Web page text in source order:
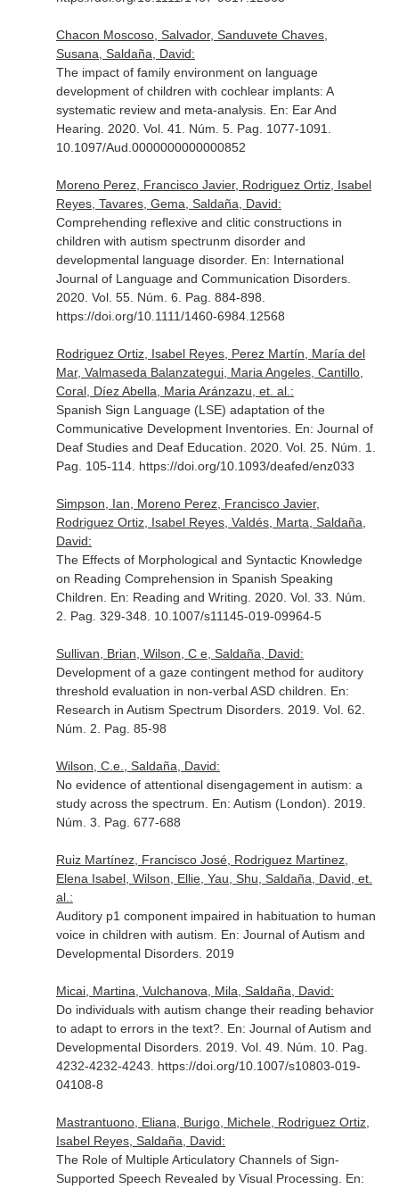
Chacon Moscoso, Salvador, Sanduvete Chaves,
Susana, Saldaña, David:
The impact of family environment on language
development of children with cochlear implants: A
systematic review and meta-analysis. En: Ear And
Hearing . 2020. Vol. 41. Núm. 5. Pag. 1077-1091.
10.1097/Aud.0000000000000852
Moreno Perez, Francisco Javier, Rodriguez Ortiz, Isabel
Reyes, Tavares, Gema, Saldaña, David:
Comprehending reflexive and clitic constructions in
children with autism spectrunm disorder and
developmental language disorder. En: International
Journal of Language and Communication Disorders.
2020. Vol. 55. Núm. 6. Pag. 884-898.
https://doi.org/10.1111/1460-6984.12568
Rodriguez Ortiz, Isabel Reyes, Perez Martín, María del
Mar, Valmaseda Balanzategui, Maria Angeles, Cantillo,
Coral, Díez Abella, Maria Aránzazu, et. al.:
Spanish Sign Language (LSE) adaptation of the
Communicative Development Inventories. En: Journal of
Deaf Studies and Deaf Education . 2020. Vol. 25. Núm. 1.
Pag. 105-114. https://doi.org/10.1093/deafed/enz033
Simpson, Ian, Moreno Perez, Francisco Javier,
Rodriguez Ortiz, Isabel Reyes, Valdés, Marta, Saldaña,
David:
The Effects of Morphological and Syntactic Knowledge
on Reading Comprehension in Spanish Speaking
Children. En: Reading and Writing . 2020. Vol. 33. Núm.
2. Pag. 329-348. 10.1007/s11145-019-09964-5
Sullivan, Brian, Wilson, C e, Saldaña, David:
Development of a gaze contingent method for auditory
threshold evaluation in non-verbal ASD children. En:
Research in Autism Spectrum Disorders. 2019. Vol. 62.
Núm. 2. Pag. 85-98
Wilson, C.e., Saldaña, David:
No evidence of attentional disengagement in autism: a
study across the spectrum. En: Autism (London) . 2019.
Núm. 3. Pag. 677-688
Ruiz Martínez, Francisco José, Rodriguez Martinez,
Elena Isabel, Wilson, Ellie, Yau, Shu, Saldaña, David, et.
al.:
Auditory p1 component impaired in habituation to human
voice in children with autism. En: Journal of Autism and
Developmental Disorders. 2019
Micai, Martina, Vulchanova, Mila, Saldaña, David:
Do individuals with autism change their reading behavior
to adapt to errors in the text?. En: Journal of Autism and
Developmental Disorders. 2019. Vol. 49. Núm. 10. Pag.
4232-4232-4243. https://doi.org/10.1007/s10803-019-
04108-8
Mastrantuono, Eliana, Burigo, Michele, Rodriguez Ortiz,
Isabel Reyes, Saldaña, David:
The Role of Multiple Articulatory Channels of Sign-
Supported Speech Revealed by Visual Processing. En: